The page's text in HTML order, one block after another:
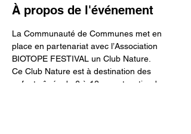
À propos de l'événement
La Communauté de Communes met en
place en partenariat avec l’Association
BIOTOPE FESTIVAL un Club Nature.
Ce Club Nature est à destination des
enfants âgés de 6 à 12 ans et se tiendra un